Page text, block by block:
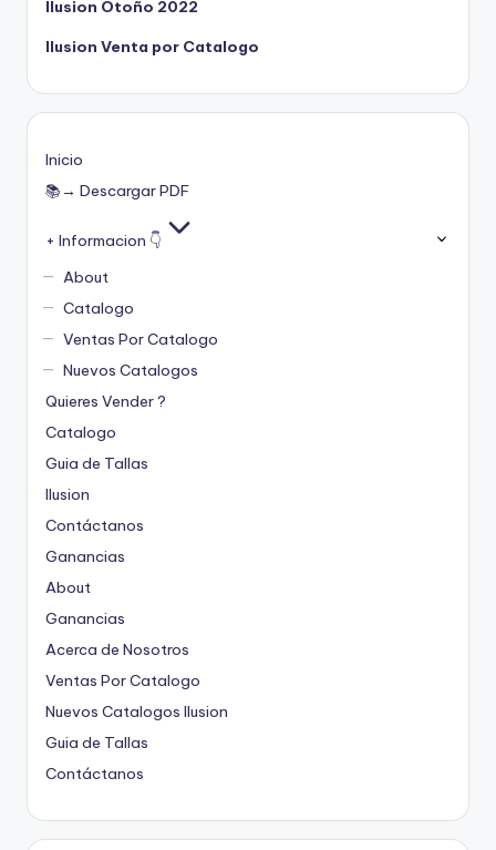
Ilusion Otoño 2022
Ilusion Venta por Catalogo
Inicio
📚→ Descargar PDF
+ Informacion 👇
About
Catalogo
Ventas Por Catalogo
Nuevos Catalogos
Quieres Vender ?
Catalogo
Guia de Tallas
Ilusion
Contáctanos
Ganancias
About
Ganancias
Acerca de Nosotros
Ventas Por Catalogo
Nuevos Catalogos Ilusion
Guia de Tallas
Contáctanos